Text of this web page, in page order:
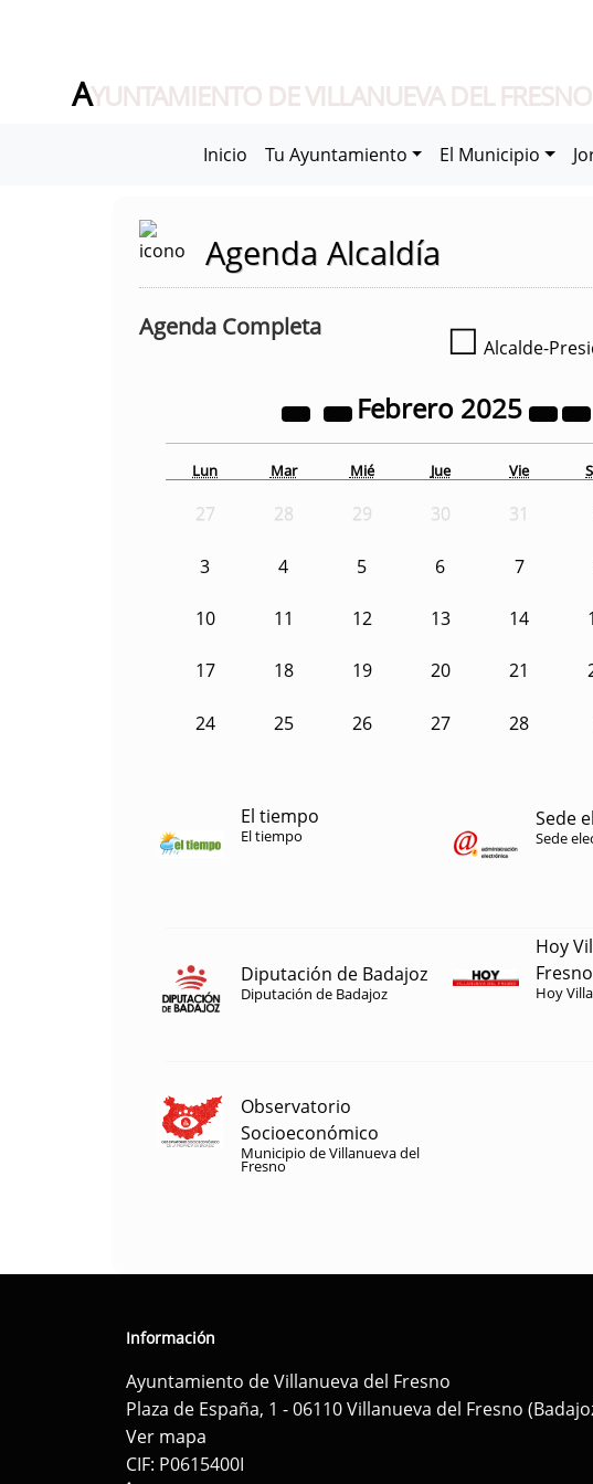
AYUNTAMIENTO DE VILLANUEVA DEL FRESNO
Inicio Tu Ayuntamiento El Municipio
Agenda Alcaldía
Agenda Completa ☐ Alcalde-
Febrero 2025
Lun Mar Mié Jue Vie
27 28 29 30 31
3 4 5 6 7
10 11 12 13 14
17 18 19 20 21
24 25 26 27 28
El tiempo
El tiempo
Sede
Sede
Diputación de Badajoz
Diputación de Badajoz
Hoy
Fresno
Hoy
Observatorio
Socioeconómico
Municipio de Villanueva del
Fresno
Información
Ayuntamiento de Villanueva del Fresno
Plaza de España, 1 - 06110 Villanueva del Fresno
Ver mapa
CIF: P0615400I